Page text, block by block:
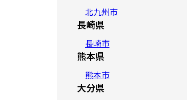
北九州市
長崎県
長崎市
熊本県
熊本市
大分県